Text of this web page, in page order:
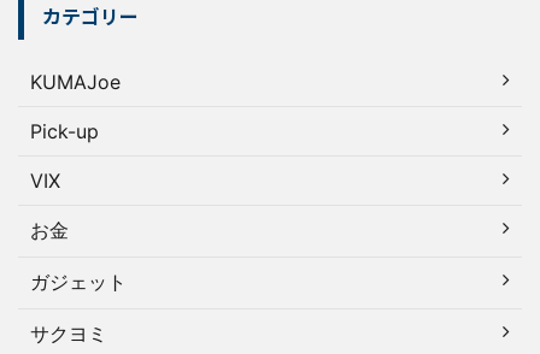
カテゴリー
KUMAJoe
Pick-up
VIX
お金
ガジェット
サクヨミ